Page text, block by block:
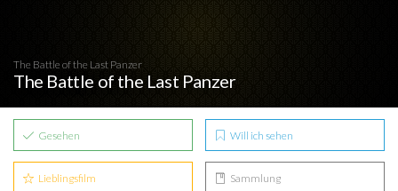
The Battle of the Last Panzer
The Battle of the Last Panzer
Gesehen Will ich sehen
Lieblingsfilm Sammlung